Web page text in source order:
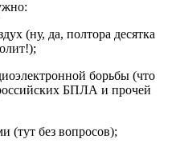
(ну, да, полтора десятка
борьбы (что
БПЛА и прочей
(тут без вопросов);